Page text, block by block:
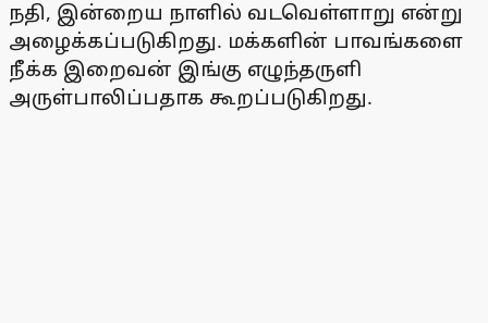
நதி, இன்றைய நாளில் வடவெள்ளாறு என்று
அழைக்கப்படுகிறது. மக்களின் பாவங்களை
நீக்க இறைவன் இங்கு எழுந்தருளி
அருள்பாலிப்பதாக கூறப்படுகிறது.